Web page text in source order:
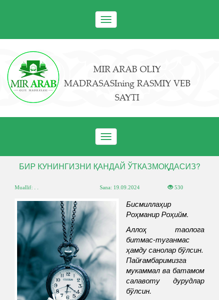
Toggle
navigation
MIR ARAB OLIY
MADRASASIning RASMIY VEB
SAYTI
Toggle
navigation
БИР КУНИНГИЗНИ ҚАНДАЙ ЎТКАЗМОҚДАСИЗ?
Muallif: . . Sana: 19.09.2024 530
Бисмиллаҳир
Роҳманир Роҳийм.
Аллоҳ таолога
битмас-туганмас
ҳамду санолар бўлсин.
Пайғамбаримизга
мукаммал ва батамом
салавоту дурудлар
бўлсин.